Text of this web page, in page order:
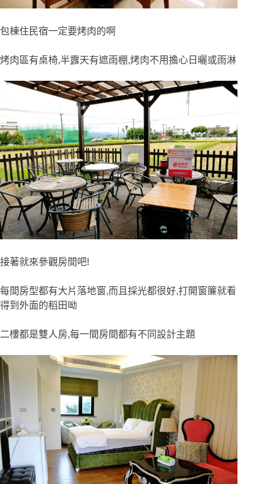
包棟住民宿一定要烤肉的啊
烤肉區有桌椅,半露天有遮雨棚,烤肉不用擔心日曬或雨淋
接著就來參觀房間吧!
每間房型都有大片落地窗,而且採光都很好,打開窗簾就看
得到外面的稻田呦
二樓都是雙人房,每一間房間都有不同設計主題